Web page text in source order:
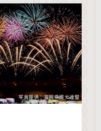
写真提供：福岡県観光連盟